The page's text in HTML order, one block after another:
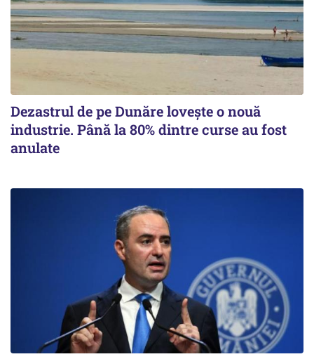
Dezastrul de pe Dunăre lovește o nouă
industrie. Până la 80% dintre curse au fost
anulate